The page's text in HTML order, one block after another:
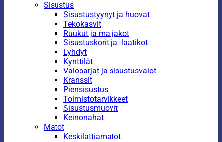
Sisustus
Sisustustyynyt ja huovat
Tekokasvit
Ruukut ja maljakot
Sisustuskorit ja -laatikot
Lyhdyt
Kynttilät
Valosarjat ja sisustusvalot
Kranssit
Piensisustus
Toimistotarvikkeet
Sisustusmuovit
Keinonahat
Matot
Keskilattiamatot